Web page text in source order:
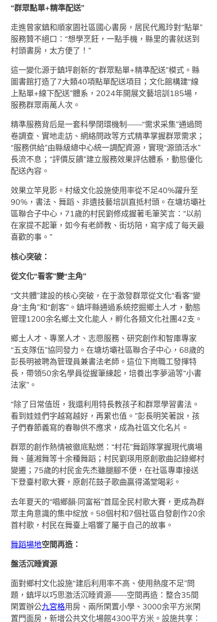
“群眾點單+精準配送”
走進曾家鎮和順家園社區國心書房，居民代鳳玲對“點單”
服務贊不絕口：“想學烹飪，一點手機，縣里的書就送到
村頭書房，太方便了！”
這一變化源于鎮坪創新的“群眾點單+精準配送”模式。縣
圖書館打造了7大類40項點單配送項目；文化館構建“線
上點單+線下配送”體系，2024年開展文藝培訓185場，
服務群眾兩萬人次。
精準服務背后是一套科學閉環機制——“需求采集”通過問
卷調查、實地走訪、網絡問政等方式精準掌握群眾需求；
“服務供給”由縣級總中心統一調配資源，實現“源頭活水”
長流不息；“評價反饋”建立服務效果評估體系，動態優化
配送內容。
效果立竿見影。村級文化設施使用率從不足40%躍升至
90%，書法、舞蹈、非遺技藝培訓直抵村頭。在塘坊壩社
區聯合子中心，71歲的村民劉修成握著毛筆笑言：“以前
在家提不起筆，如今有老師教、街坊陪，寫字成了每天最
喜歡的事。”
核心突破：
從文化“看客”變“主角”
“文共體”建設的核心突破，在于激發群眾從文化“看客”變
身“主角”和“創客”。鎮坪縣通過系統挖掘鄉土人才，動態
管理1200余名鄉土文化能人，孵化各類文化社團42支。
鄉土人才、專業人才、志愿服務、研究創作和智庫專家
“五支隊伍”協同發力。在塘坊壩社區聯合子中心，68歲的
彭長明被聘為管理員兼書法老師。這位下崗職工發揮特
長，帶領50余名學員從握筆練起，培養出李夢涵等“小書
法家”。
“除了日常值班，我還利用特長教孩子和群眾學習書法。
看到娃娃們字越寫越好，再累也值。”彭長明笑著說，孩
子們春節義寫的春聯供不應求，成為社區文化名片。
群眾的創作熱情被徹底點燃：“村花”舞蹈隊掌握現代廣場
舞、蓮湘舞等十余種舞蹈；村民劉瑛用原創歌曲記錄鄉村
變遷；75歲的村民金先杰雖腿腳不便，在社區專車接送
下登臺村歌大賽，原創花鼓子歌曲贏得滿堂喝彩。
去年夏天的“唱鄉韻·同富裕”首屆全民村歌大賽，更成為群
眾主角意識的集中綻放。58個村和7個社區自發創作20余
首村歌，村民在舞臺上唱響了屬于自己的故事。
舞蹈場地空間再造：
盤活沉睡資源
面對鄉村文化設施“建后利用率不高、使用熱度不足”問
題，鎮坪以巧思激活沉睡資源——空間再造：整合35間
閑置辦公九宮格用房、兩所閑置小學、3000余平方米閑
置門面房，新增公共文化場館4300平方米。設施共享：